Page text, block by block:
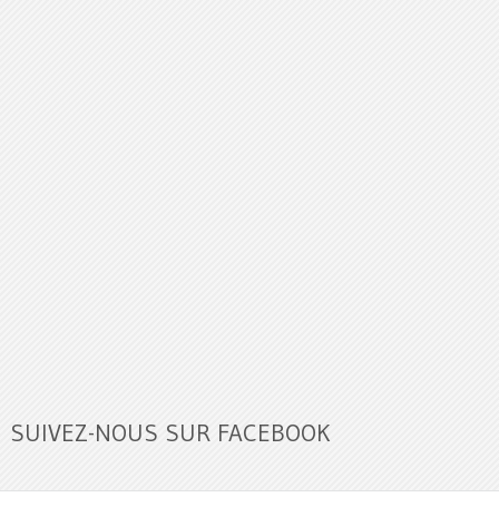
SUIVEZ-NOUS SUR FACEBOOK